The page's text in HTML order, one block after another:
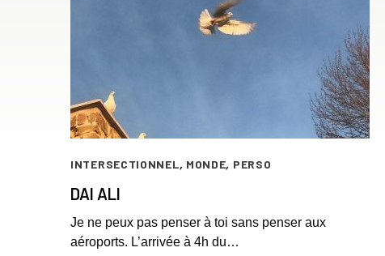
INTERSECTIONNEL, MONDE, PERSO
DAI ALI
Je ne peux pas penser à toi sans penser aux
aéroports. L’arrivée à 4h du…